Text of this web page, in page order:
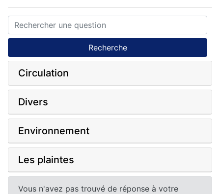
Recherche
Circulation
Divers
Environnement
Les plaintes
Vous n'avez pas trouvé de réponse à votre